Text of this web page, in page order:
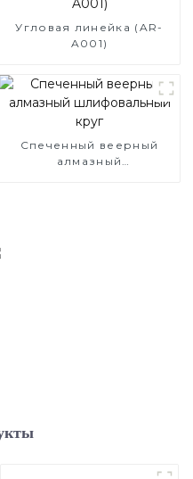
Угловая линейка (AR-
A001)
Спеченный веерный
алмазный